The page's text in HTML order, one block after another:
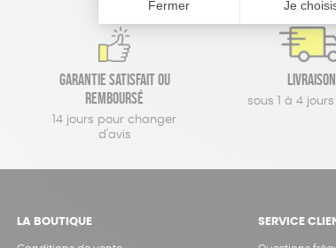
Garantie satisfait ou
remboursé
14 jours pour changer
d'avis
Livraison
sous 1 à 4
LA BOUTIQUE SERVICE